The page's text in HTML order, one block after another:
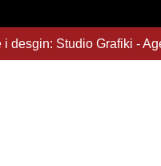
i desgin: Studio Grafiki -